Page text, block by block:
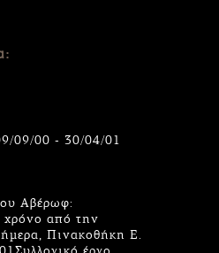
09/00 - 30/04/01
Αβέρωφ:
χρόνο από την
Πινακοθήκη Ε.